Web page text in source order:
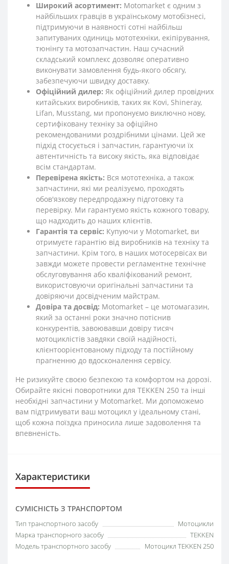
Широкий асортимент: Motomarket є одним з
найбільших гравців в українському мотобізнесі,
підтримуючи в наявності сотні найбільш
запитуваних одиниць мототехніки, екіпірування,
тюнінгу та мотозапчастин. Наш сучасний
складський комплекс дозволяє оперативно
виконувати замовлення будь-якого обсягу,
забезпечуючи швидку доставку.
Офіційний дилер: Як офіційний дилер провідних
китайських виробників, таких як Kovi, Shineray,
Lifan, Musstang, ми пропонуємо виключно нову,
сертифіковану техніку за офіційно
рекомендованими роздрібними цінами. Цей же
підхід стосується і запчастин, гарантуючи їх
автентичність та високу якість, яка відповідає
всім стандартам.
Перевірена якість: Вся мототехніка, а також
запчастини, які ми реалізуємо, проходять
обов'язкову передпродажну підготовку та
перевірку. Ми гарантуємо якість кожного товару,
що надходить до наших клієнтів.
Гарантія та сервіс: Купуючи у Motomarket, ви
отримуєте гарантію від виробників на техніку та
запчастини. Крім того, в наших мотосервісах ви
завжди можете провести регламентне технічне
обслуговування або кваліфікований ремонт,
використовуючи оригінальні запчастини та
довіряючи досвідченим майстрам.
Довіра та досвід: Motomarket – це мотомагазин,
який за останні роки значно потіснив
конкурентів, завоювавши довіру тисяч
мотоциклістів завдяки своїй надійності,
клієнтоорієнтованому підходу та постійному
прагненню до вдосконалення сервісу.
Не ризикуйте своєю безпекою та комфортом на дорозі.
Обирайте якісні поворотники для TEKKEN 250 та інші
необхідні запчастини у Motomarket. Ми допоможемо
вам підтримувати ваш мотоцикл у ідеальному стані,
щоб кожна поїздка приносила лише задоволення та
впевненість.
Характеристики
СУМІСНІСТЬ З ТРАНСПОРТОМ
Тип транспортного засобу
Мотоцикли
Марка транспорного засобу
TEKKEN
Модель транспортного засобу
Мотоцикл TEKKEN 250